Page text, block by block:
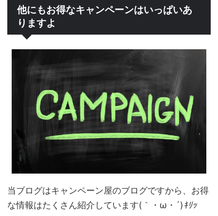
他にもお得なキャンペーンはいっぱいあ
りますよ
当ブログはキャンペーン屋のブログですから、お得
な情報はたくさん紹介しています(｀・ω・´)ｷﾘｯ